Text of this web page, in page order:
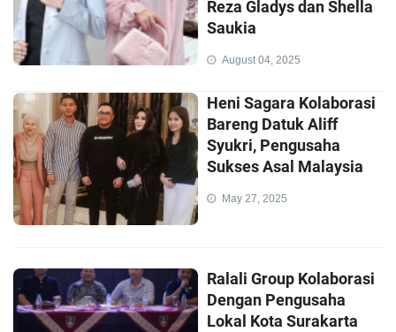
Reza Gladys dan Shella
Saukia
August 04, 2025
Heni Sagara Kolaborasi
Bareng Datuk Aliff
Syukri, Pengusaha
Sukses Asal Malaysia
May 27, 2025
Ralali Group Kolaborasi
Dengan Pengusaha
Lokal Kota Surakarta